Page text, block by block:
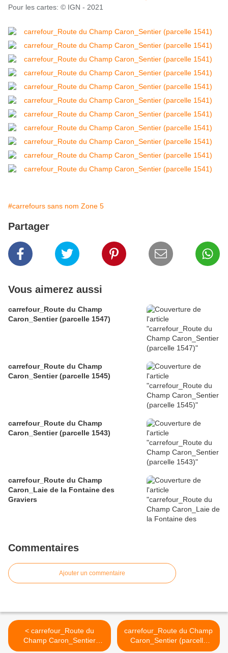
Pour les cartes: © IGN - 2021
#carrefours sans nom Zone 5
Partager
Vous aimerez aussi
carrefour_Route du Champ
Caron_Sentier (parcelle 1547)
carrefour_Route du Champ
Caron_Sentier (parcelle 1545)
carrefour_Route du Champ
Caron_Sentier (parcelle 1543)
carrefour_Route du Champ
Caron_Laie de la Fontaine des
Graviers
Commentaires
Ajouter un commentaire
< carrefour_Route du
Champ Caron_Sentier
(parcelle 1543)
carrefour_Route du Champ
Caron_Sentier (parcelle
1545) >